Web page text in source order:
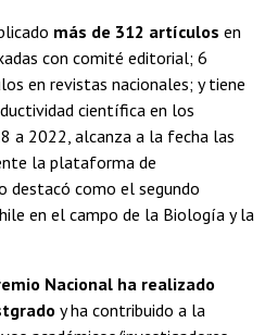
más de 312 artículos en
con comité editorial; 6
en revistas nacionales; y tiene
científica en los
a 2022, alcanza a la fecha las
la plataforma de
destacó como el segundo
en el campo de la Biología y la
Nacional ha realizado
y ha contribuido a la